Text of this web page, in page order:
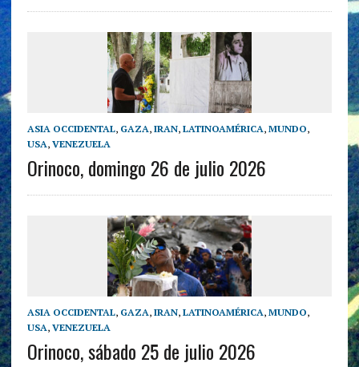
ASIA OCCIDENTAL, GAZA, IRAN, LATINOAMÉRICA, MUNDO,
USA, VENEZUELA
Orinoco, domingo 26 de julio 2026
ASIA OCCIDENTAL, GAZA, IRAN, LATINOAMÉRICA, MUNDO,
USA, VENEZUELA
Orinoco, sábado 25 de julio 2026